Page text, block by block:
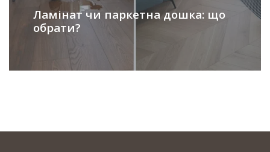
Ламінат чи паркетна дошка: що
обрати?